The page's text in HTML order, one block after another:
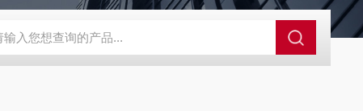
SBD-100B SBD-100D成都漏氯报警仪 漏氯报警器 漏氯检测仪